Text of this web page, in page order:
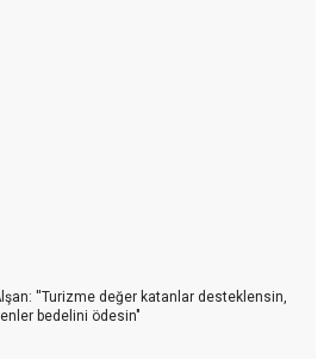
mi?
turizmi
etkileri
Trendleri
yönlendirme sanatı
''Turizme değer katanlar desteklensin,
bedelini ödesin"